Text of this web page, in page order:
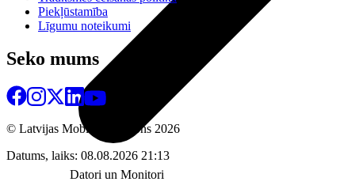
Datori un Monitori
Piekļūstamība
Līgumu noteikumi
Seko mums
© Latvijas Mobilais Telefons 2026
Datums, laiks: 08.08.2026 21:13